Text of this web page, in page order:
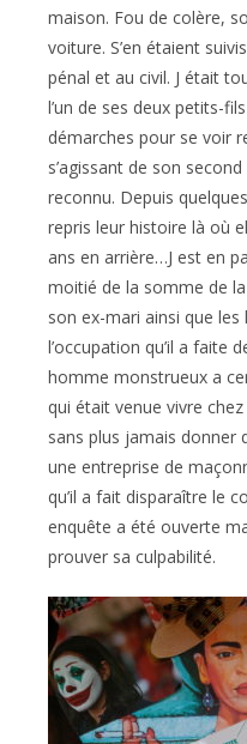
maison. Fou de colère,
voiture. S’en étaient
pénal et au civil. J était
l’un de ses deux petits-
démarches pour se voir
s’agissant de son
reconnu. Depuis
repris leur histoire là où
ans en arrière…J est en
moitié de la somme de
son ex-mari ainsi que
l’occupation qu’il a faite
homme monstrueux a
qui était venue vivre
sans plus jamais donner
une entreprise de
qu’il a fait disparaître le
enquête a été ouverte
prouver sa culpabilité.